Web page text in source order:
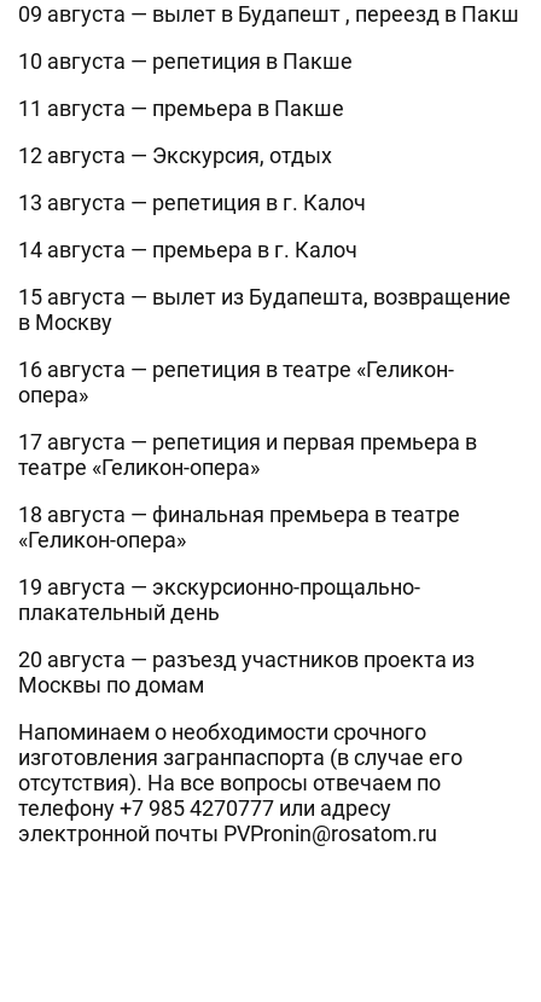
09 августа — вылет в Будапешт , переезд в Пакш
10 августа — репетиция в Пакше
11 августа — премьера в Пакше
12 августа — Экскурсия, отдых
13 августа — репетиция в г. Калоч
14 августа — премьера в г. Калоч
15 августа — вылет из Будапешта, возвращение
в Москву
16 августа — репетиция в театре «Геликон-
опера»
17 августа — репетиция и первая премьера в
театре «Геликон-опера»
18 августа — финальная премьера в театре
«Геликон-опера»
19 августа — экскурсионно-прощально-
плакательный день
20 августа — разъезд участников проекта из
Москвы по домам
Напоминаем о необходимости срочного
изготовления загранпаспорта (в случае его
отсутствия). На все вопросы отвечаем по
телефону +7 985 4270777 или адресу
электронной почты PVPronin@rosatom.ru